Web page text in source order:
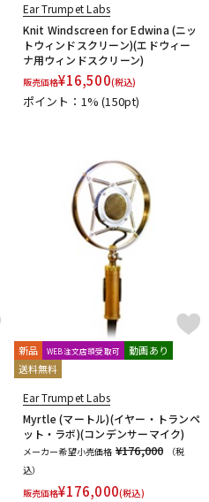
Ear Trumpet Labs
Knit Windscreen for Edwina (ニッ
トウィンドスクリーン)(エドウィー
ナ用ウィンドスクリーン)
販売価格¥16,500(税込)
ポイント：1%(150pt)
新品 WEB注文店頭受取可
動画あり
送料無料
Ear Trumpet Labs
Myrtle (マートル)(イヤー・トランペ
ット・ラボ)(コンデンサーマイク)
メーカー希望小売価格 ¥176,000
（税
込）
販売価格¥176,000(税込)